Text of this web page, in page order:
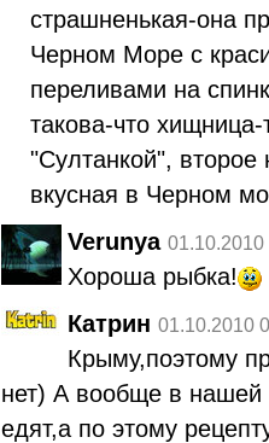
страшненькая-она
Черном Море с
переливами на
такова-что
"Султанкой",
вкусная в Черном
Verunya 01.10.2010
Хороша рыбка!
Катрин 01.10.2010
Крыму,поэтому
нет) А вообще в нашей
едят,а по этому